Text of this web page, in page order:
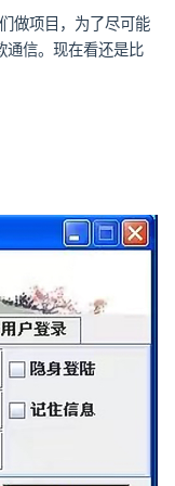
做项目，为了尽可能
通信。现在看还是比